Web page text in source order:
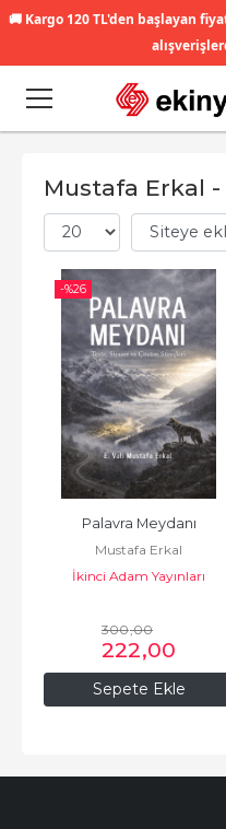
🚚 Kargo 120 TL'den başlayan
Mustafa Erkal -
-%26
Sepete Ekle
Palavra Meydanı
Mustafa Erkal
İkinci Adam Yayınları
300,00
222,00